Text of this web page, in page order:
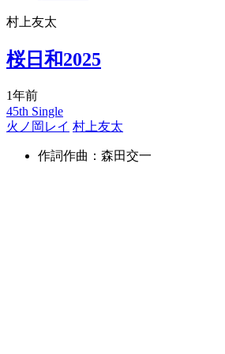
村上友太
桜日和2025
1年前
45th Single
火ノ岡レイ 村上友太
作詞作曲：森田交一